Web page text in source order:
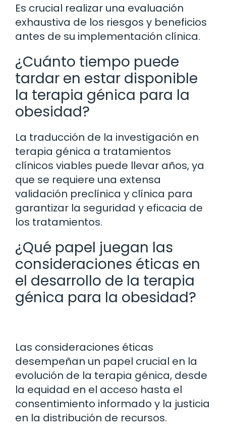
Es crucial realizar una evaluación
exhaustiva de los riesgos y beneficios
antes de su implementación clínica.
¿Cuánto tiempo puede
tardar en estar disponible
la terapia génica para la
obesidad?
La traducción de la investigación en
terapia génica a tratamientos
clínicos viables puede llevar años, ya
que se requiere una extensa
validación preclínica y clínica para
garantizar la seguridad y eficacia de
los tratamientos.
¿Qué papel juegan las
consideraciones éticas en
el desarrollo de la terapia
génica para la obesidad?
Las consideraciones éticas
desempeñan un papel crucial en la
evolución de la terapia génica, desde
la equidad en el acceso hasta el
consentimiento informado y la justicia
en la distribución de recursos.